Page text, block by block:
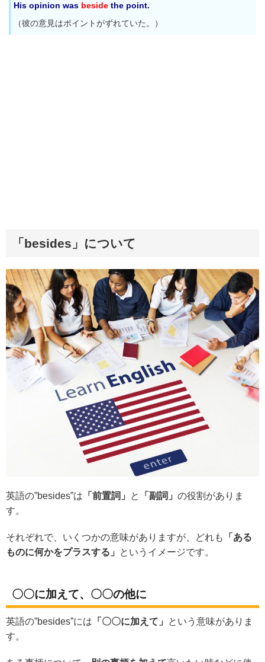
His opinion was beside the point.
（彼の意見はポイントがずれていた。）
「besides」について
英語の”besides”は 「前置詞」 と 「副詞」 の役割がありま
す。
それぞれで、いくつかの意味がありますが、どれも
「ある
ものに何かをプラスする」
というイメージです。
〇〇に加えて、〇〇の他に
英語の”besides”には 「〇〇に加えて」
という意味がありま
す。